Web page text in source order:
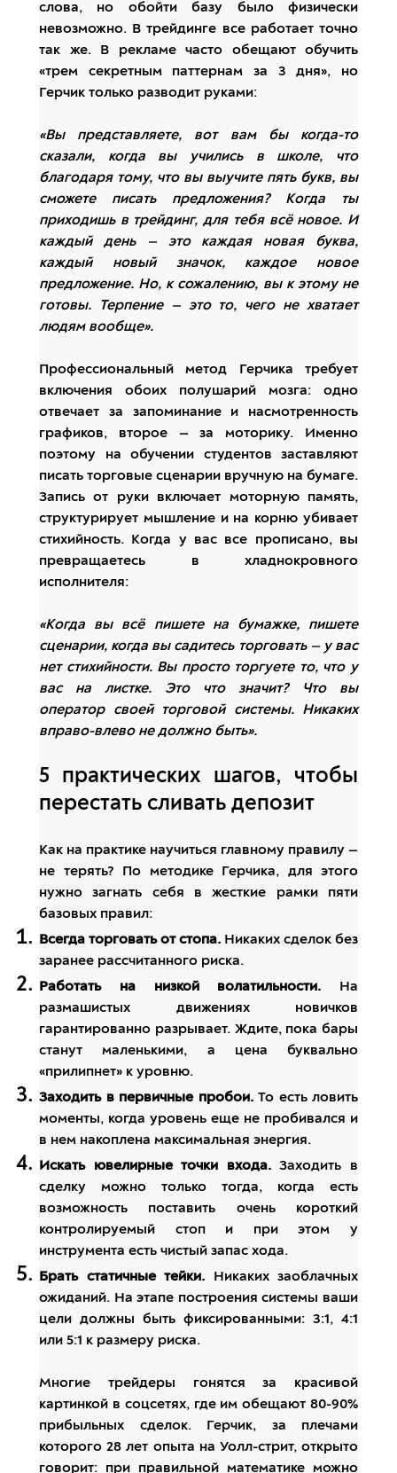
слова, но обойти базу было физически
невозможно. В трейдинге все работает точно
так же. В рекламе часто обещают обучить
«трем секретным паттернам за 3 дня», но
Герчик только разводит руками:
«Вы представляете, вот вам бы когда-то
сказали, когда вы учились в школе, что
благодаря тому, что вы выучите пять букв, вы
сможете писать предложения? Когда ты
приходишь в трейдинг, для тебя всё новое. И
каждый день — это каждая новая буква,
каждый новый значок, каждое новое
предложение. Но, к сожалению, вы к этому не
готовы. Терпение — это то, чего не хватает
людям вообще».
Профессиональный метод Герчика требует
включения обоих полушарий мозга: одно
отвечает за запоминание и насмотренность
графиков, второе — за моторику. Именно
поэтому на обучении студентов заставляют
писать торговые сценарии вручную на бумаге.
Запись от руки включает моторную память,
структурирует мышление и на корню убивает
стихийность. Когда у вас все прописано, вы
превращаетесь в хладнокровного
исполнителя:
«Когда вы всё пишете на бумажке, пишете
сценарии, когда вы садитесь торговать — у вас
нет стихийности. Вы просто торгуете то, что у
вас на листке. Это что значит? Что вы
оператор своей торговой системы. Никаких
вправо-влево не должно быть».
5 практических шагов, чтобы
перестать сливать депозит
Как на практике научиться главному правилу —
не терять? По методике Герчика, для этого
нужно загнать себя в жесткие рамки пяти
базовых правил:
Всегда торговать от стопа. Никаких сделок без
заранее рассчитанного риска.
Работать на низкой волатильности. На
размашистых движениях новичков
гарантированно разрывает. Ждите, пока бары
станут маленькими, а цена буквально
«прилипнет» к уровню.
Заходить в первичные пробои.То есть ловить
моменты, когда уровень еще не пробивался и
в нем накоплена максимальная энергия.
Искать ювелирные точки входа.Заходить в
сделку можно только тогда, когда есть
возможность поставить очень короткий
контролируемый стоп и при этом у
инструмента есть чистый запас хода.
Брать статичные тейки. Никаких заоблачных
ожиданий. На этапе построения системы ваши
цели должны быть фиксированными: 3:1, 4:1
или 5:1 к размеру риска.
Многие трейдеры гонятся за красивой
картинкой в соцсетях, где им обещают 80-90%
прибыльных сделок. Герчик, за плечами
которого 28 лет опыта на Уолл-стрит, открыто
говорит: при правильной математике можно